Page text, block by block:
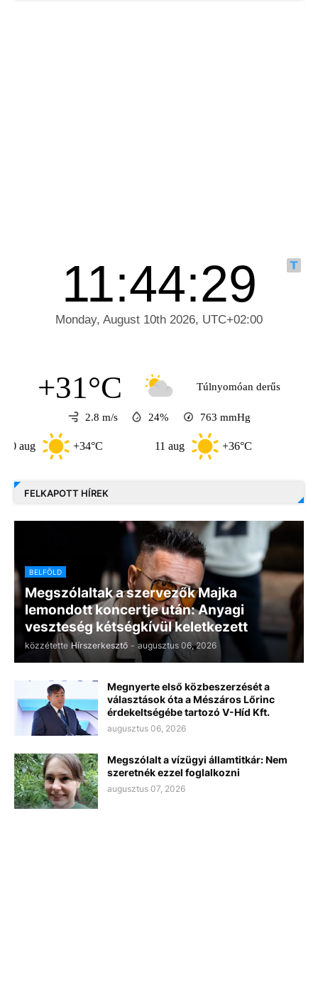
+31°C Túlnyomóan derűs
2.8 m/s 24% 763 mmHg
+34°C 11 aug +36°C 12 aug
FELKAPOTT HÍREK
BELFÖLD
Megszólaltak a szervezők Majka
lemondott koncertje után: Anyagi
veszteség kétségkívül keletkezett
közzétette Hírszerkesztő - augusztus 06, 2026
Megnyerte első közbeszerzését a
választások óta a Mészáros Lőrinc
érdekeltségébe tartozó V-Híd Kft.
augusztus 06, 2026
Megszólalt a vízügyi államtitkár: Nem
szeretnék ezzel foglalkozni
augusztus 07, 2026